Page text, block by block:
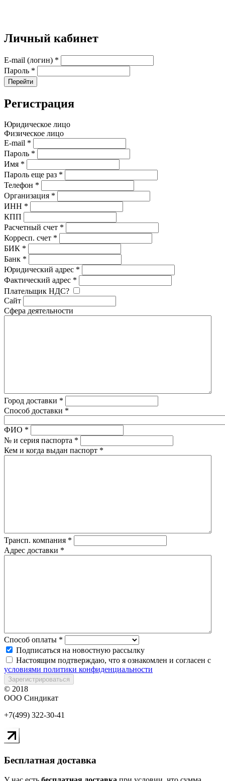
Личный кабинет
E-mail (логин) *
Пароль *
Перейти
Регистрация
Юридическое лицо
Физическое лицо
E-mail *
Пароль *
Имя *
Пароль еще раз *
Телефон *
Организация *
ИНН *
КПП
Расчетный счет *
Корресп. счет *
БИК *
Банк *
Юридический адрес *
Фактический адрес *
Плательщик НДС?
Сайт
Сфера деятельности
Город доставки *
Способ доставки *
ФИО *
№ и серия паспорта *
Кем и когда выдан паспорт *
Трансп. компания *
Адрес доставки *
Способ оплаты *
Подписаться на новостную рассылку
Настоящим подтверждаю, что я ознакомлен и согласен с
условиями политики конфиденциальности
Зарегистрироваться
© 2018
ООО Синдикат
+7(499) 322-30-41
Бесплатная доставка